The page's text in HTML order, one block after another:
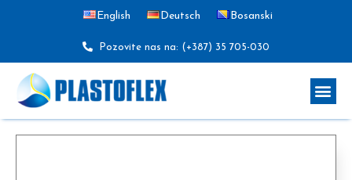
English Deutsch Bosanski
Pozovite nas na: (+387) 35 705-030